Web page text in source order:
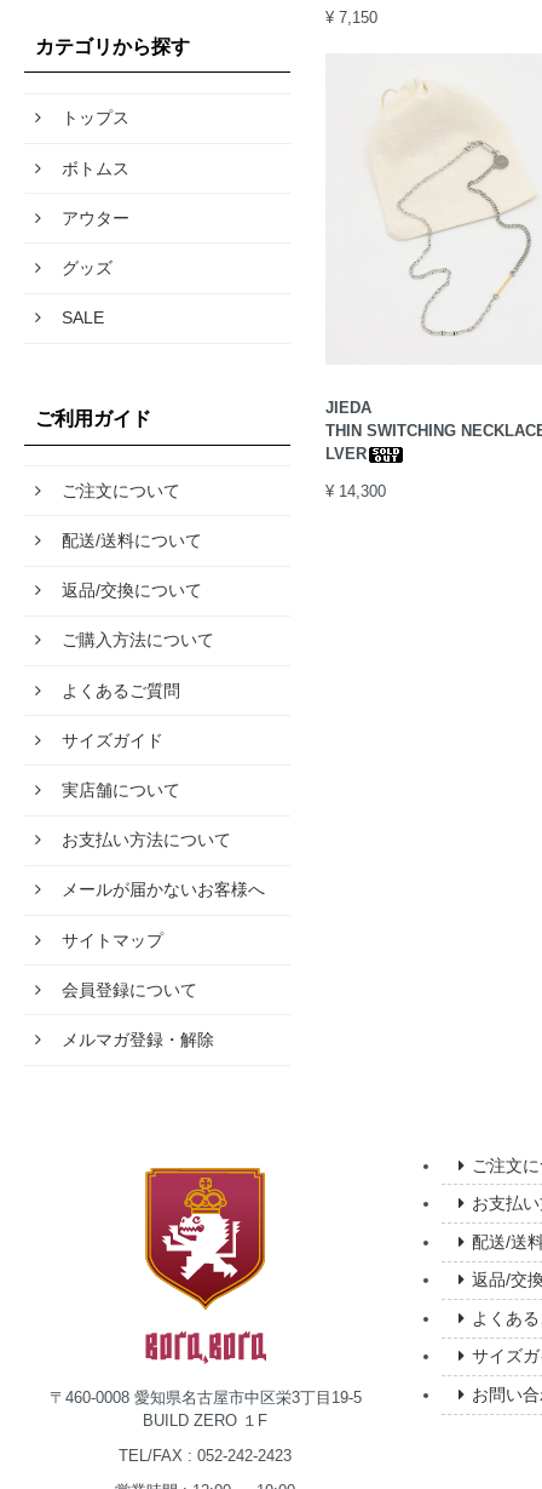
カテゴリから探す
トップス
ボトムス
アウター
グッズ
SALE
ご利用ガイド
ご注文について
配送/送料について
返品/交換について
ご購入方法について
よくあるご質問
サイズガイド
実店舗について
お支払い方法について
メールが届かないお客様へ
サイトマップ
会員登録について
メルマガ登録・解除
¥ 7,150
JIEDA
THIN SWITCHING
LVER
¥ 14,300
〒460-0008 愛知県名古屋市中区栄3丁目19-5
BUILD ZERO １F
TEL/FAX : 052-242-2423
ご注文
お支払
配送/送
返品/交
よくあ
サイズ
お問い